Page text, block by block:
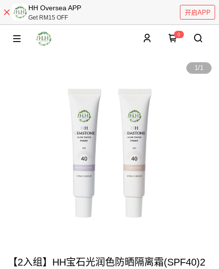
HH Oversea APP
Get RM15 OFF
开启APP
0
1/1
【2入组】HH宝石光润色防晒隔离霜(SPF40)2